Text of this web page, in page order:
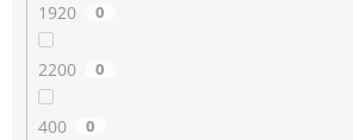
1920 0
2200 0
400 0